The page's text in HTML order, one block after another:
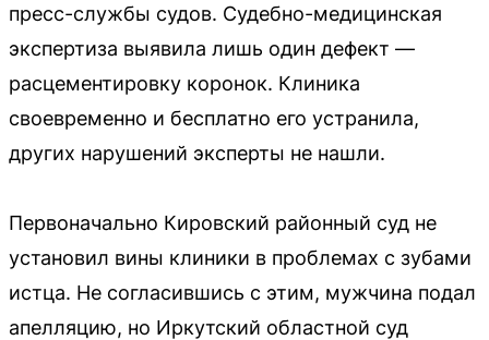
пресс-службы судов. Судебно-медицинская
экспертиза выявила лишь один дефект —
расцементировку коронок. Клиника
своевременно и бесплатно его устранила,
других нарушений эксперты не нашли.
Первоначально Кировский районный суд не
установил вины клиники в проблемах с зубами
истца. Не согласившись с этим, мужчина подал
апелляцию, но Иркутский областной суд